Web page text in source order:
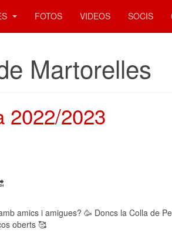
FOTOS VIDEOS SOCIS
Martorelles
2022/2023
amics i amigues? 🥳 Doncs la Colla de
oberts 🥰